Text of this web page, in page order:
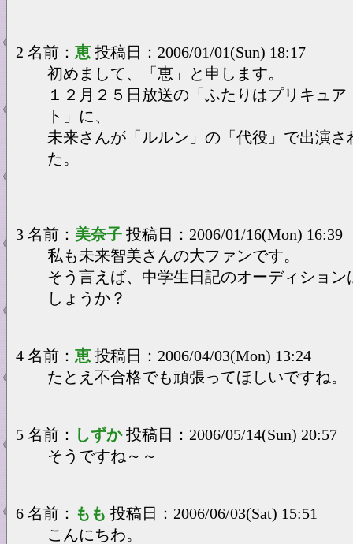
2 名前： 恵 投稿日：2006/01/01(Sun) 18:17
初めまして、「恵」と申します。
１２月２５日放送の「ふたりはプリキュ
ト」に、
未来さんが「ルルン」の「代役」で出演さ
た。
3 名前： 美奈子 投稿日：2006/01/16(Mon) 16:39
私も未来智美さんの大ファンです。
そう言えば、中学生日記のオーディション
しょうか？
4 名前： 恵 投稿日：2006/04/03(Mon) 13:24
たとえ不合格でも頑張ってほしいですね。
5 名前： しずか投稿日：2006/05/14(Sun) 20:57
そうですね～～
6 名前： もも 投稿日：2006/06/03(Sat) 15:51
こんにちわ。